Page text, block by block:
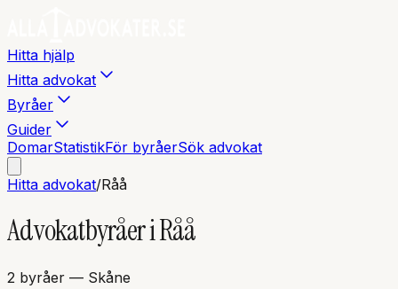
Hitta hjälp
Hitta advokat
Byråer
Guider
DomarStatistikFör byråerSök advokat
Hitta advokat/Råå
Advokatbyråer iRåå
2 byråer — Skåne